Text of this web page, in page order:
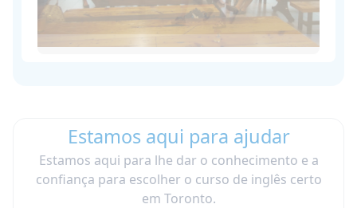
Estamos aqui para ajudar
Estamos aqui para lhe dar o conhecimento e a
confiança para escolher o curso de inglês certo
em Toronto.